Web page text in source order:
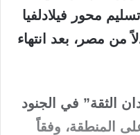
محور فيلادلفيا
من مصر، بعد انتهاء
الثقة” في الجنود
المنطقة، وفقاً